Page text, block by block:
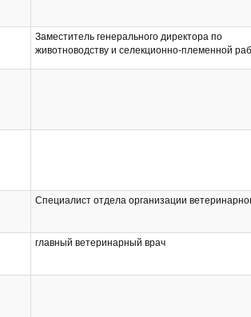
Заместитель генерального директора по
животноводству и селекционно-племенной
Специалист отдела организации
главный ветеринарный врач